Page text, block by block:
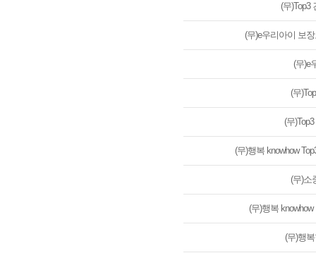
(무
(무)e우리아이 보
(무)e
(무
(무
(무)행복 knowhow
(무)소
(무)행복
(무)행